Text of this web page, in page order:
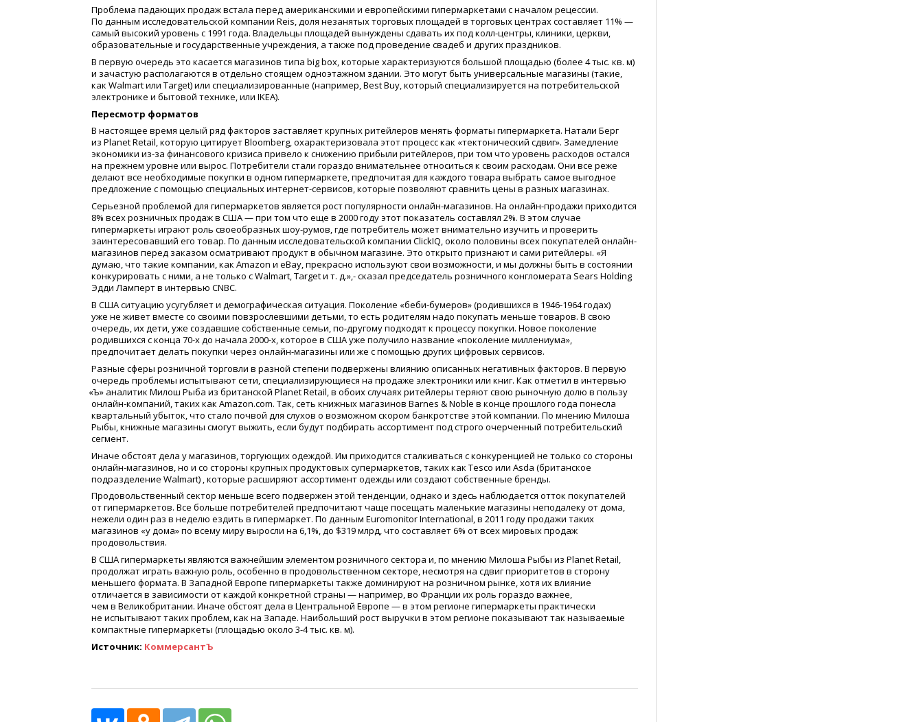
Проблема падающих продаж встала перед американскими и европейскими гипермаркетами с началом рецессии.
По данным исследовательской компании Reis, доля незанятых торговых площадей в торговых центрах составляет 11% —
самый высокий уровень с 1991 года. Владельцы площадей вынуждены сдавать их под колл-центры, клиники, церкви,
образовательные и государственные учреждения, а также под проведение свадеб и других праздников.
В первую очередь это касается магазинов типа big box, которые характеризуются большой площадью (более 4 тыс. кв. м)
и зачастую располагаются в отдельно стоящем одноэтажном здании. Это могут быть универсальные магазины (такие,
как Walmart или Target) или специализированные (например, Best Buy, который специализируется на потребительской
электронике и бытовой технике, или IKEA).
Пересмотр форматов
В настоящее время целый ряд факторов заставляет крупных ритейлеров менять форматы гипермаркета. Натали Берг
из Planet Retail, которую цитирует Bloomberg, охарактеризовала этот процесс как «тектонический сдвиг». Замедление
экономики из-за финансового кризиса привело к снижению прибыли ритейлеров, при том что уровень расходов остался
на прежнем уровне или вырос. Потребители стали гораздо внимательнее относиться к своим расходам. Они все реже
делают все необходимые покупки в одном гипермаркете, предпочитая для каждого товара выбрать самое выгодное
предложение с помощью специальных интернет-сервисов, которые позволяют сравнить цены в разных магазинах.
Серьезной проблемой для гипермаркетов является рост популярности онлайн-магазинов. На онлайн-продажи приходится
8% всех розничных продаж в США — при том что еще в 2000 году этот показатель составлял 2%. В этом случае
гипермаркеты играют роль своеобразных шоу-румов, где потребитель может внимательно изучить и проверить
заинтересовавший его товар. По данным исследовательской компании ClickIQ, около половины всех покупателей онлайн-
магазинов перед заказом осматривают продукт в обычном магазине. Это открыто признают и сами ритейлеры. «Я
думаю, что такие компании, как Amazon и eBay, прекрасно используют свои возможности, и мы должны быть в состоянии
конкурировать с ними, а не только с Walmart, Target и т. д.»,- сказал председатель розничного конгломерата Sears Holding
Эдди Ламперт в интервью CNBC.
В США ситуацию усугубляет и демографическая ситуация. Поколение «беби-бумеров»(родившихся в 1946-1964 годах)
уже не живет вместе со своими повзрослевшими детьми, то есть родителям надо покупать меньше товаров. В свою
очередь, их дети, уже создавшие собственные семьи, по-другому подходят к процессу покупки. Новое поколение
родившихся с конца 70-х до начала 2000-х, которое в США уже получило название «поколение миллениума»,
предпочитает делать покупки через онлайн-магазины или же с помощью других цифровых сервисов.
Разные сферы розничной торговли в разной степени подвержены влиянию описанных негативных факторов. В первую
очередь проблемы испытывают сети, специализирующиеся на продаже электроники или книг. Как отметил в интервью
«Ъ» аналитик Милош Рыба из британской Planet Retail, в обоих случаях ритейлеры теряют свою рыночную долю в пользу
онлайн-компаний, таких как Amazon.com. Так, сеть книжных магазинов Barnes & Noble в конце прошлого года понесла
квартальный убыток, что стало почвой для слухов о возможном скором банкротстве этой компании. По мнению Милоша
Рыбы, книжные магазины смогут выжить, если будут подбирать ассортимент под строго очерченный потребительский
сегмент.
Иначе обстоят дела у магазинов, торгующих одеждой. Им приходится сталкиваться с конкуренцией не только со стороны
онлайн-магазинов, но и со стороны крупных продуктовых супермаркетов, таких как Tesco или Asda (британское
подразделение Walmart) , которые расширяют ассортимент одежды или создают собственные бренды.
Продовольственный сектор меньше всего подвержен этой тенденции, однако и здесь наблюдается отток покупателей
от гипермаркетов. Все больше потребителей предпочитают чаще посещать маленькие магазины неподалеку от дома,
нежели один раз в неделю ездить в гипермаркет. По данным Euromonitor International, в 2011 году продажи таких
магазинов «у дома» по всему миру выросли на 6,1%, до $319 млрд, что составляет 6% от всех мировых продаж
продовольствия.
В США гипермаркеты являются важнейшим элементом розничного сектора и, по мнению Милоша Рыбы из Planet Retail,
продолжат играть важную роль, особенно в продовольственном секторе, несмотря на сдвиг приоритетов в сторону
меньшего формата. В Западной Европе гипермаркеты также доминируют на розничном рынке, хотя их влияние
отличается в зависимости от каждой конкретной страны — например, во Франции их роль гораздо важнее,
чем в Великобритании. Иначе обстоят дела в Центральной Европе — в этом регионе гипермаркеты практически
не испытывают таких проблем, как на Западе. Наибольший рост выручки в этом регионе показывают так называемые
компактные гипермаркеты (площадью около 3-4 тыс. кв. м).
Источник: КоммерсантЪ